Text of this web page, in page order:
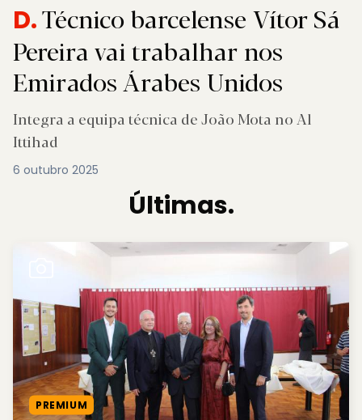
D.Técnico barcelense Vítor Sá
Pereira vai trabalhar nos
Emirados Árabes Unidos
Integra a equipa técnica de João Mota no Al
Ittihad
6 outubro 2025
Últimas.
PREMIUM